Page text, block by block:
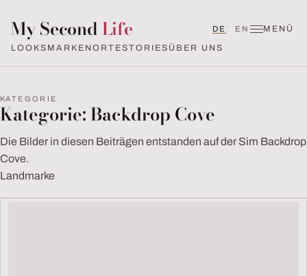
My Second Life
MENÜ
LOOKS MARKEN ORTESTORIES ÜBER UNS
DE Deutsch
EN English (UK)
KATEGORIE
Kategorie: Backdrop Cove
Die Bilder in diesen Beiträgen entstanden auf der Sim Backdrop
Cove.
Landmarke